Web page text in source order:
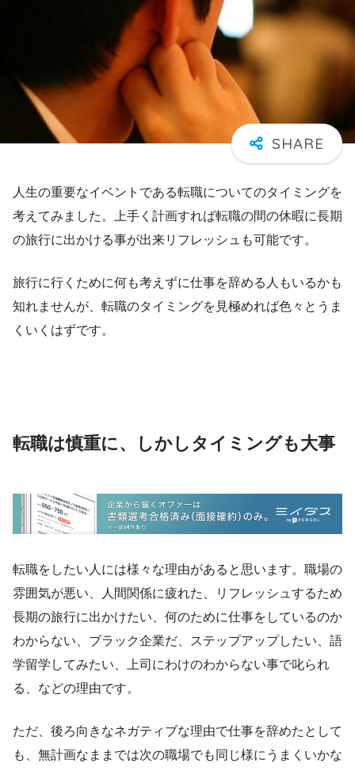
人生の重要なイベントである転職についてのタイミングを
考えてみました。上手く計画すれば転職の間の休暇に長期
の旅行に出かける事が出来リフレッシュも可能です。
旅行に行くために何も考えずに仕事を辞める人もいるかも
知れませんが、転職のタイミングを見極めれば色々とうま
くいくはずです。
転職は慎重に、しかしタイミングも大事
転職をしたい人には様々な理由があると思います。職場の
雰囲気が悪い、人間関係に疲れた、リフレッシュするため
長期の旅行に出かけたい、何のために仕事をしているのか
わからない、ブラック企業だ、ステップアップしたい、語
学留学してみたい、上司にわけのわからない事で叱られ
る、などの理由です。
ただ、後ろ向きなネガティブな理由で仕事を辞めたとして
も、無計画なままでは次の職場でも同じ様にうまくいかな